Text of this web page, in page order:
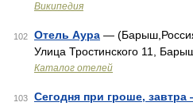
Википедия
102 Отель Аура —
Улица Тростинского 11,
Каталог отелей
103 Сегодня при гроше,